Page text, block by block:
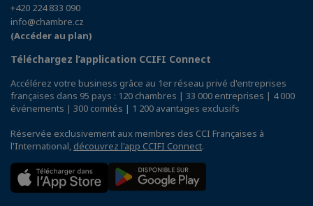
+420 224 833 090
info@chambre.cz
(Accéder au plan)
Téléchargez l’application CCIFI Connect
Accélérez votre business grâce au 1er réseau privé d'entreprises
françaises dans 95 pays : 120 chambres | 33 000 entreprises | 4 000
événements | 300 comités | 1 200 avantages exclusifs
Réservée exclusivement aux membres des CCI Françaises à
l'International, découvrez l'app CCIFI Connect.